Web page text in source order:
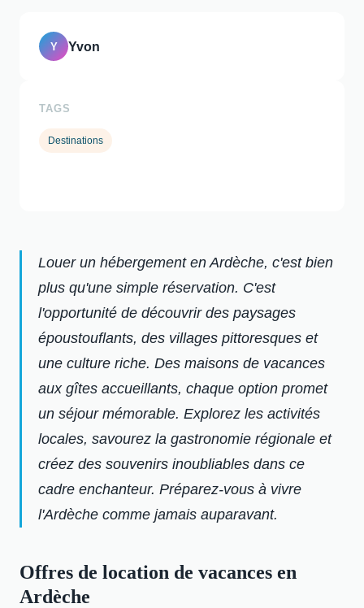
Louer un hébergement en Ardèche, c'est bien
plus qu'une simple réservation. C'est
l'opportunité de découvrir des paysages
époustouflants, des villages pittoresques et
une culture riche. Des maisons de vacances
aux gîtes accueillants, chaque option promet
un séjour mémorable. Explorez les activités
locales, savourez la gastronomie régionale et
créez des souvenirs inoubliables dans ce
cadre enchanteur. Préparez-vous à vivre
l'Ardèche comme jamais auparavant.
Offres de location de vacances en
Ardèche
Y Yvon
TAGS
Destinations